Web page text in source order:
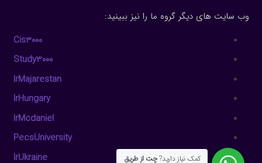
وب سایت های دیگر گروه ما را نیز ببینید:
Cis3000
Study3000
IrMajarestan
IrHungary
IrMcdaniel
PecsUniversity
IrUkraine
کمک نیاز دارید?چت از طریق